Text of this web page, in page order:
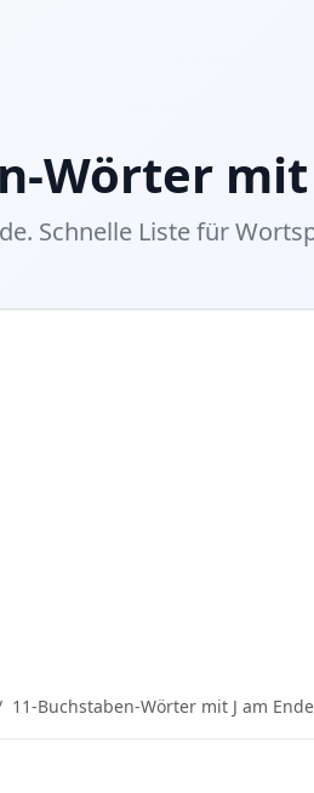
Wörter mit
Schnelle Liste für
11-Buchstaben-Wörter mit J am Ende